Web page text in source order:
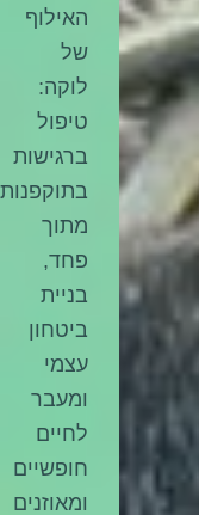
האילוף
של
לוקה:
טיפול
ברגישות
בתוקפנות
מתוך
פחד,
בניית
ביטחון
עצמי
ומעבר
לחיים
חופשיים
ומאוזנים